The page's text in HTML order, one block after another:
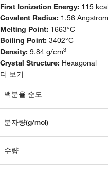
First Ionization Energy: 115
Covalent Radius: 1.56
Melting Point: 1663°C
Boiling Point: 3402°C
Density: 9.84 g/cm3
Crystal Structure: Hexagonal
더 보기
백분율 순도
분자량(g/mol)
수량